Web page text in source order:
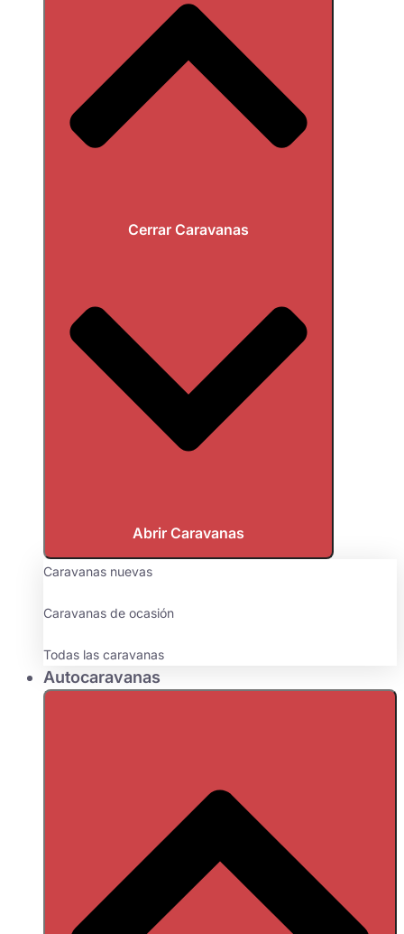
Cerrar Caravanas
Abrir Caravanas
Caravanas nuevas
Caravanas de ocasión
Todas las caravanas
Autocaravanas